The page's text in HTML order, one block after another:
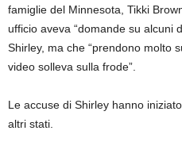
famiglie del Minnesota, Tikki
ufficio aveva “domande su alcuni
Shirley, ma che “prendono molto
video solleva sulla frode”.
Le accuse di Shirley hanno
altri stati.